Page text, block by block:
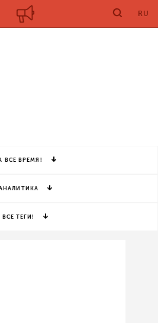
RU
ВСЕ ВРЕМЯ!
ВСЕ ТЕГИ!